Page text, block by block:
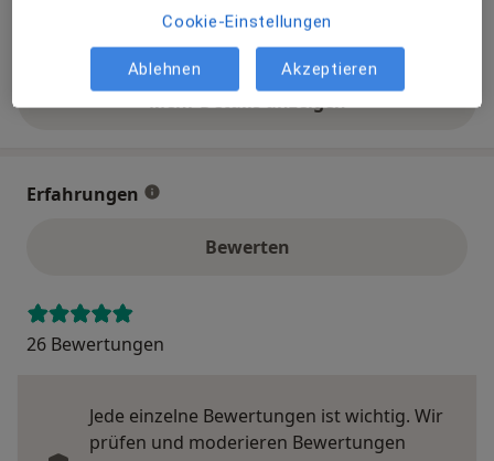
02365...Telefonnummer anzeigen
Mehr Details anzeigen
über die Adresse
Erfahrungen
Bewerten
26 Bewertungen
Jede einzelne Bewertungen ist wichtig. Wir
prüfen und moderieren Bewertungen
Cookie-Einstellungen
Ablehnen Akzeptieren